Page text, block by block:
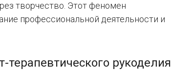
творчество. Этот феномен
профессиональной деятельности и
рукоделия